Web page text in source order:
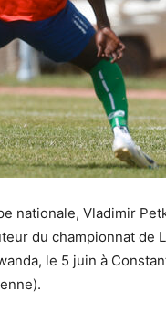
nationale, Vladimir
du championnat de
le 5 juin à